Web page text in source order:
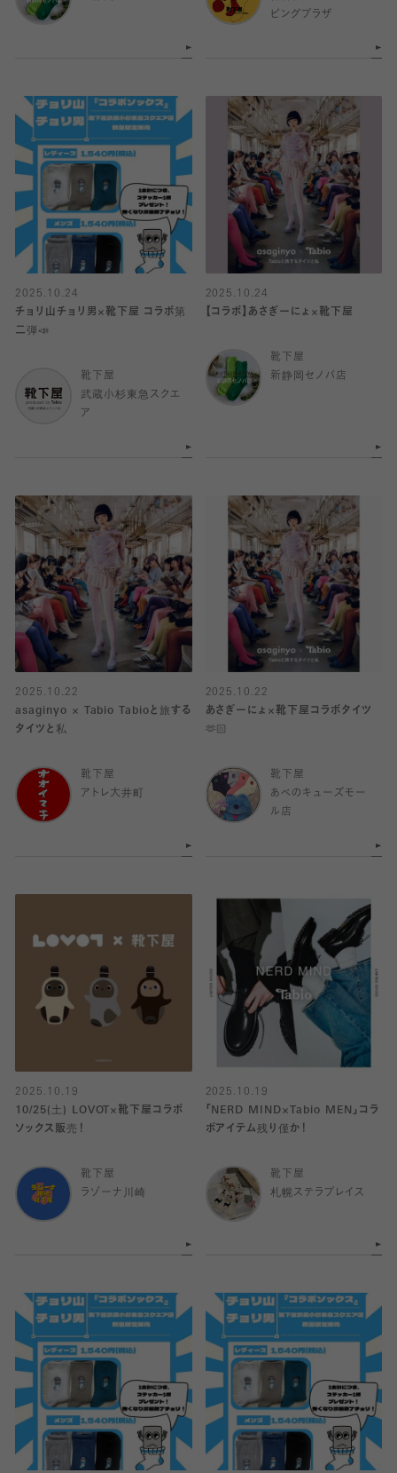
ピングプラザ
2025.10.24
チョリ山チョリ男×靴下屋 コラボ第
二弾📣
靴下屋
武蔵小杉東急スクエ
ア
2025.10.24
【コラボ】あさぎーにょ×靴下屋
靴下屋
新静岡セノバ店
2025.10.22
asaginyo × Tabio Tabioと旅する
タイツと私
靴下屋
アトレ大井町
2025.10.22
あさぎーにょ×靴下屋コラボタイツ
🫶🏻
靴下屋
あべのキューズモー
ル店
2025.10.19
10/25(土) LOVOT×靴下屋コラボ
ソックス販売！
靴下屋
ラゾーナ川崎
2025.10.19
「NERD MIND×Tabio MEN」コラ
ボアイテム残り僅か！
靴下屋
札幌ステラプレイス